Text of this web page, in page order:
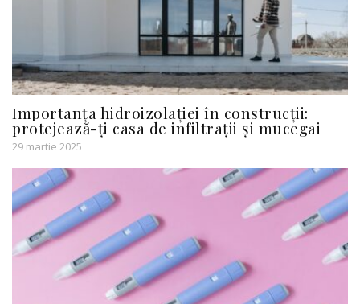
Importanța hidroizolației în construcții:
protejează-ți casa de infiltrații și mucegai
29 martie 2025